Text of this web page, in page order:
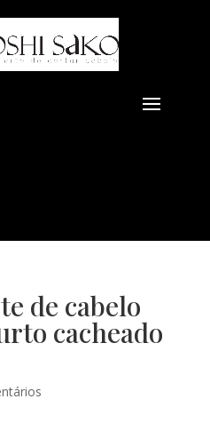
de cabelo
cacheado
transformar seu